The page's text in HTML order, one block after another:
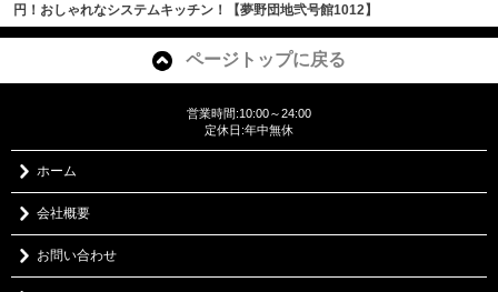
円！おしゃれなシステムキッチン！【夢野団地弐号館1012】
ページトップに戻る
営業時間:10:00～24:00
定休日:年中無休
ホーム
会社概要
お問い合わせ